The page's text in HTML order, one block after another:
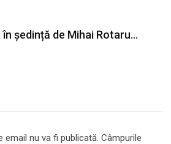
ședință de Mihai Rotaru…
email nu va fi publicată. Câmpurile